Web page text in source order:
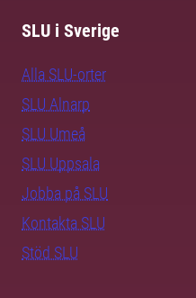
SLU i Sverige
Alla SLU-orter
SLU Alnarp
SLU Umeå
SLU Uppsala
Jobba på SLU
Kontakta SLU
Stöd SLU